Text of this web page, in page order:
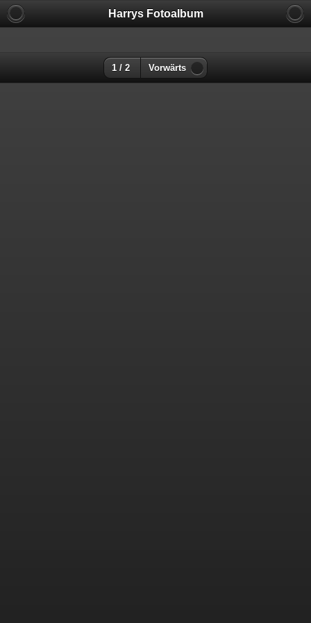
Harrys Fotoalbum
1 / 2 Vorwärts